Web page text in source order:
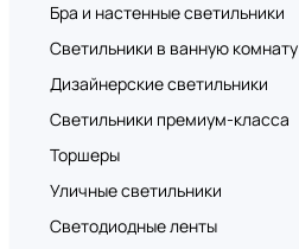
Бра и настенные светильники
Светильники в ванную комнату
Дизайнерские светильники
Светильники премиум-класса
Торшеры
Уличные светильники
Светодиодные ленты